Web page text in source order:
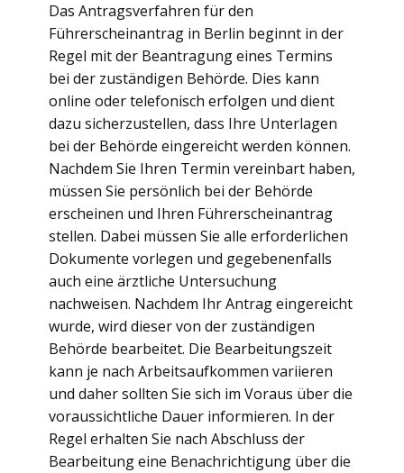
Das Antragsverfahren für den
Führerscheinantrag in Berlin beginnt in der
Regel mit der Beantragung eines Termins
bei der zuständigen Behörde. Dies kann
online oder telefonisch erfolgen und dient
dazu sicherzustellen, dass Ihre Unterlagen
bei der Behörde eingereicht werden können.
Nachdem Sie Ihren Termin vereinbart haben,
müssen Sie persönlich bei der Behörde
erscheinen und Ihren Führerscheinantrag
stellen. Dabei müssen Sie alle erforderlichen
Dokumente vorlegen und gegebenenfalls
auch eine ärztliche Untersuchung
nachweisen. Nachdem Ihr Antrag eingereicht
wurde, wird dieser von der zuständigen
Behörde bearbeitet. Die Bearbeitungszeit
kann je nach Arbeitsaufkommen variieren
und daher sollten Sie sich im Voraus über die
voraussichtliche Dauer informieren. In der
Regel erhalten Sie nach Abschluss der
Bearbeitung eine Benachrichtigung über die